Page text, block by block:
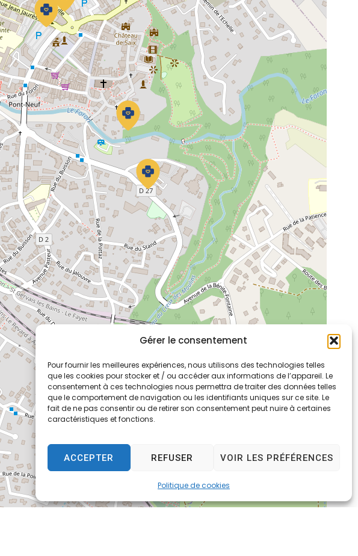
Gérer le consentement
Pour fournir les meilleures expériences, nous utilisons des technologies telles
que les cookies pour stocker et / ou accéder aux informations de l’appareil. Le
consentement à ces technologies nous permettra de traiter des données telles
que le comportement de navigation ou les identifiants uniques sur ce site. Le
fait de ne pas consentir ou de retirer son consentement peut nuire à certaines
caractéristiques et fonctions.
ACCEPTER REFUSER VOIR LES PRÉFÉRENCES
Politique de cookies